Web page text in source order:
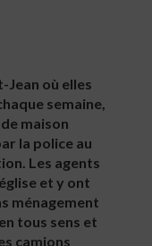
Jean où elles
semaine,
maison
la police au
Les agents
et y ont
ménagement
tous sens et
camions